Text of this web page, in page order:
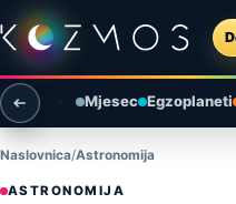
Preskoči na sadržaj
Otvori izbornik
Otvori pretragu
Mjesec Egzoplaneti
Naslovnica Astronomija
ASTRONOMIJA